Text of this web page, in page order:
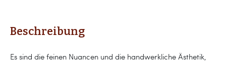
Beschreibung
Es sind die feinen Nuancen und die handwerkliche Ästhetik,